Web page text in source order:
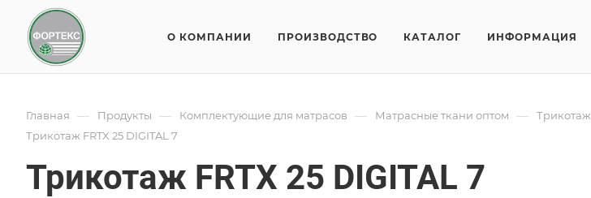
О КОМПАНИИ ПРОИЗВОДСТВО КАТАЛОГ ИНФОРМАЦИЯ
Главная — Продукты — Комплектующие для матрасов — Матрасные ткани оптом — Трикотаж
Трикотаж FRTX 25 DIGITAL 7
Трикотаж FRTX 25 DIGITAL 7